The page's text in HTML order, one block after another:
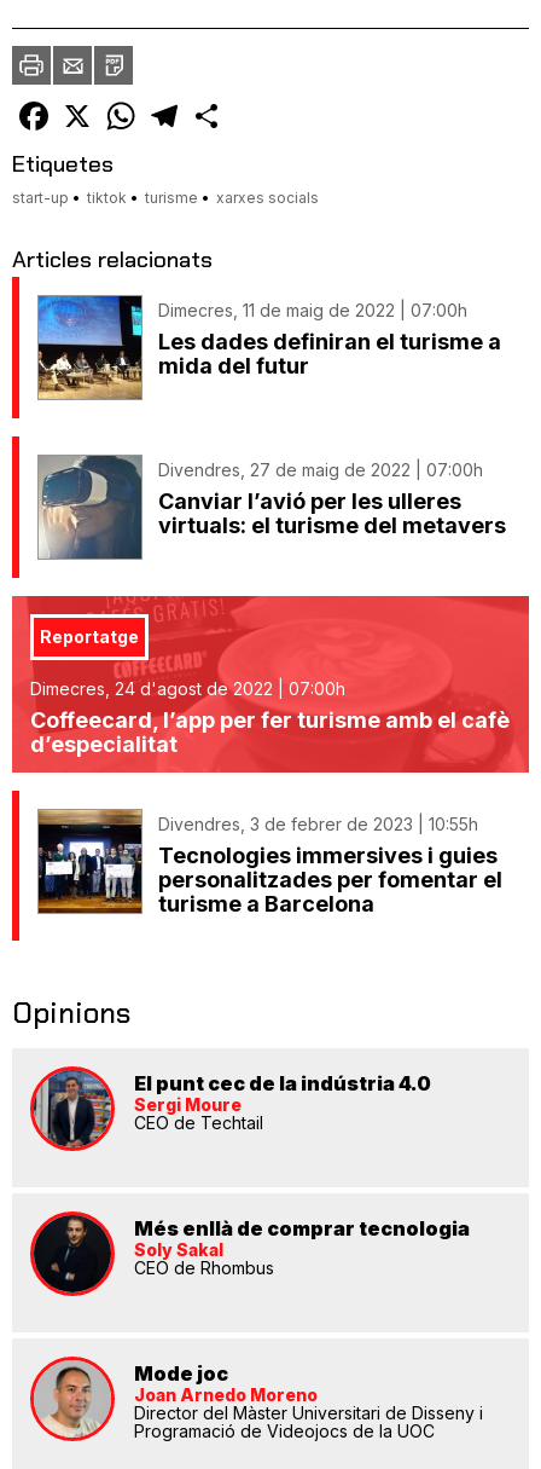
ImprimirEnvia
un
amic
PDF
Facebook
X WhatsAppTelegram
Etiquetes
start-up tiktok turisme xarxes socials
Articles relacionats
Dimecres, 11 de maig de 2022 | 07:00h
Les dades definiran el turisme a
mida del futur
Divendres, 27 de maig de 2022 | 07:00h
Canviar l’avió per les ulleres
virtuals: el turisme del metavers
Reportatge
Dimecres, 24 d'agost de 2022 | 07:00h
Coffeecard, l’app per fer turisme amb el cafè
d’especialitat
Divendres, 3 de febrer de 2023 | 10:55h
Tecnologies immersives i guies
personalitzades per fomentar el
turisme a Barcelona
Opinions
El punt cec de la indústria 4.0
Sergi Moure
CEO de Techtail
Més enllà de comprar tecnologia
Soly Sakal
CEO de Rhombus
Mode joc
Joan Arnedo Moreno
Director del Màster Universitari de Disseny i
Programació de Videojocs de la UOC